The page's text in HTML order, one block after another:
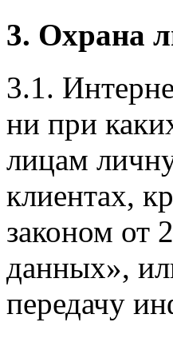
3. Охрана
3.1.
ни при
лицам
клиентах,
законом от
данных»,
передачу